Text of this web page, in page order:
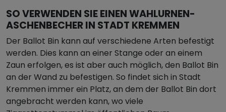
SO VERWENDEN SIE EINEN WAHLURNEN-
ASCHENBECHER IN STADT KREMMEN
Der Ballot Bin kann auf verschiedene Arten befestigt
werden. Dies kann an einer Stange oder an einem
Zaun erfolgen, es ist aber auch möglich, den Ballot Bin
an der Wand zu befestigen. So findet sich in Stadt
Kremmen immer ein Platz, an dem der Ballot Bin dort
angebracht werden kann, wo viele